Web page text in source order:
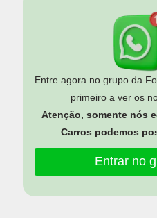
Entre agora no grupo da
primeiro a ver os
Atenção, somente nós
Carros podemos
Entrar no